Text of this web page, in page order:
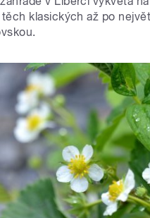
těch klasických až po